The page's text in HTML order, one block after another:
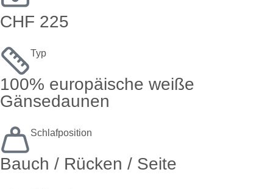
CHF 225
Typ
100% europäische weiße
Gänsedaunen
Schlafposition
Bauch / Rücken / Seite